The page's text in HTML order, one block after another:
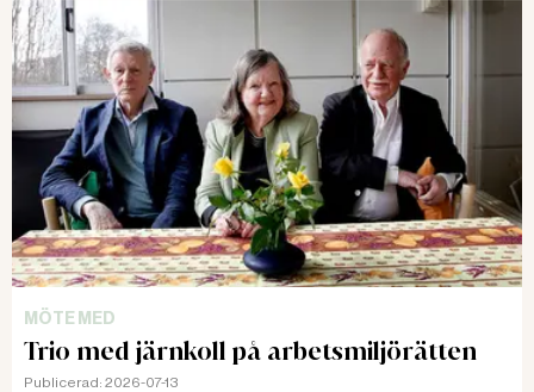
MÖTE MED
Trio med järnkoll på arbetsmiljörätten
Publicerad: 2026-07-13